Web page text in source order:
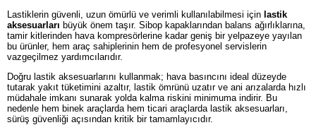
Lastiklerin güvenli, uzun ömürlü ve verimli kullanılabilmesi için lastik
aksesuarları büyük önem taşır. Sibop kapaklarından balans ağırlıklarına,
tamir kitlerinden hava kompresörlerine kadar geniş bir yelpazeye yayılan
bu ürünler, hem araç sahiplerinin hem de profesyonel servislerin
vazgeçilmez yardımcılarıdır.
Doğru lastik aksesuarlarını kullanmak; hava basıncını ideal düzeyde
tutarak yakıt tüketimini azaltır, lastik ömrünü uzatır ve ani arızalarda hızlı
müdahale imkanı sunarak yolda kalma riskini minimuma indirir. Bu
nedenle hem binek araçlarda hem ticari araçlarda lastik aksesuarları,
sürüş güvenliği açısından kritik bir tamamlayıcıdır.